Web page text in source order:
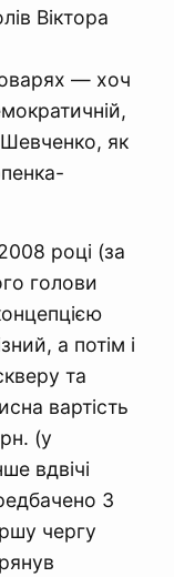
Віктора
— хоч
Шевченко, як
році (за
голови
а потім і
та
вартість
(у
вдвічі
3
чергу